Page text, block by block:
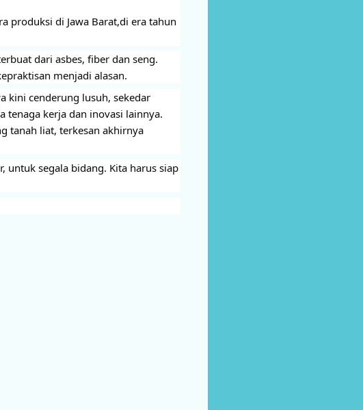
produksi di Jawa Barat,di era tahun
dari asbes, fiber dan seng.
menjadi alasan.
kini cenderung lusuh, sekedar
tenaga kerja dan inovasi lainnya.
tanah liat, terkesan akhirnya
untuk segala bidang. Kita harus siap